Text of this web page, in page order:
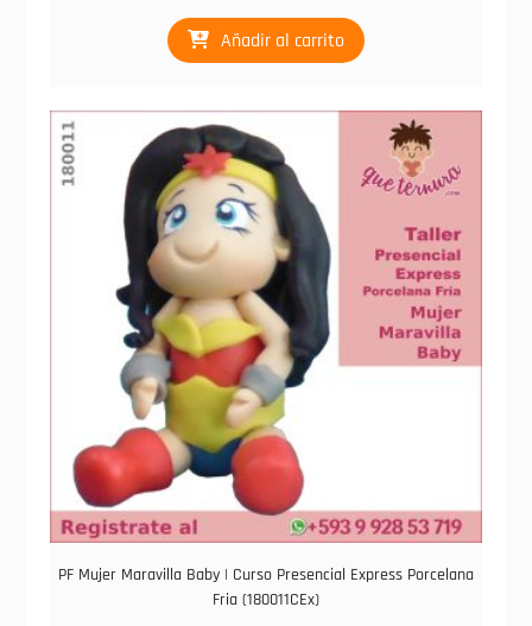
Añadir al carrito
PF Mujer Maravilla Baby | Curso Presencial Express Porcelana
Fria (180011CEx)